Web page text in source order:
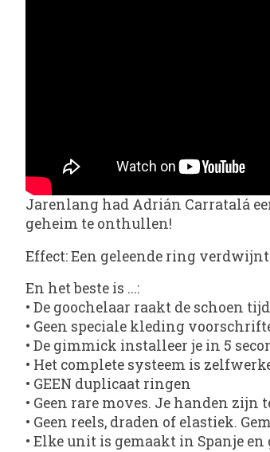
Jarenlang had Adrián Carratalá
geheim te onthullen!
Effect: Een geleende ring
En het beste is ...:
• De goochelaar raakt de schoen
• Geen speciale kleding
• De gimmick installeer je in 5
• Het complete systeem is
• GEEN duplicaat ringen
• Geen rare moves. Je handen zijn
• Geen reels, draden of elastiek.
• Elke unit is gemaakt in Spanje